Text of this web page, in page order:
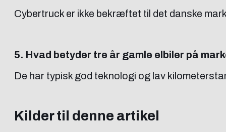
Cybertruck er ikke bekræftet til det danske
5. Hvad betyder tre år gamle elbiler på
De har typisk god teknologi og lav
Kilder til denne artikel